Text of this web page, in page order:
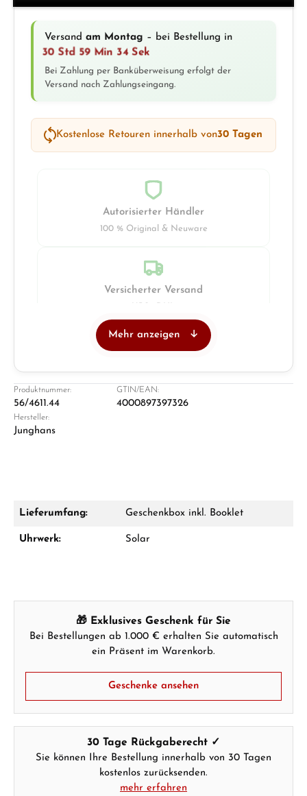
Versand am Montag – bei Bestellung in
30 Std 59 Min 32 Sek
Bei Zahlung per Banküberweisung erfolgt der
Versand nach Zahlungseingang.
Kostenlose Retouren innerhalb von30 Tagen
Autorisierter Händler
100 % Original & Neuware
Versicherter Versand
Ladengeschäft in Solingen
Damon Reiners
WhatsApp Chat
GESCHENKE ANSEHEN
Mehr anzeigen
Produktnummer:
56/4611.44
GTIN/EAN:
4000897397326
Hersteller:
Junghans
Lieferumfang: Geschenkbox inkl. Booklet
Uhrwerk: Solar
🎁 Exklusives Geschenk für Sie
Bei Bestellungen ab 1.000 € erhalten Sie automatisch
ein Präsent im Warenkorb.
Geschenke ansehen
30 Tage Rückgaberecht ✓
Sie können Ihre Bestellung innerhalb von 30 Tagen
kostenlos zurücksenden.
mehr erfahren